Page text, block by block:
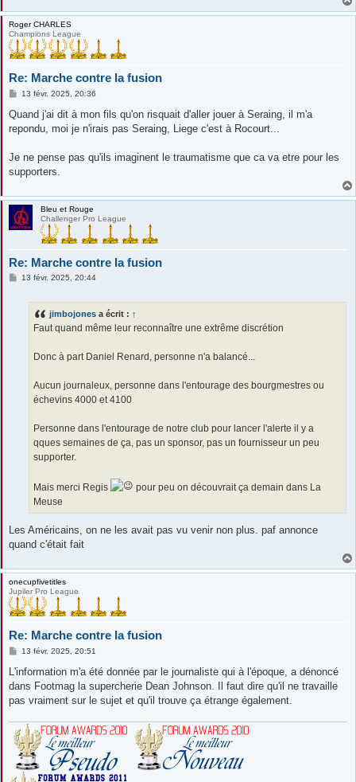
Roger CHARLES
Champions League
Re: Marche contre la fusion
M
s
a
13 févr. 2025, 20:36
Quand j'ai dit à mon fils qu'on risquait d'aller jouer à Seraing, il m'a
repondu, moi je n'irais pas Seraing, Liege c'est à Rocourt...
Je ne pense pas qu'ils imaginent le traumatisme que ca va etre pour les
supporters.
Bleu et Rouge
Challenger Pro League
Re: Marche contre la fusion
M
13 févr. 2025, 20:44
jimbojones a écrit : ↑
Faut quand même leur reconnaître une extrême discrétion
Donc à part Daniel Renard, personne n'a balancé...
Aucun journaleux, personne dans l'entourage des bourgmestres ou
échevins 4000 et 4100
Personne dans l'entourage de notre club pour lancer l'alerte il y a
qques semaines de ça, pas un sponsor, pas un fournisseur un peu
supporter.
Mais merci Regis
pour peu on découvrait ça demain dans La
Meuse
Les Américains, on ne les avait pas vu venir non plus. paf annonce
quand c'était fait
onecupfivetitles
Jupiler Pro League
Re: Marche contre la fusion
M
s
a
g
13 févr. 2025, 20:51
L'information m'a été donnée par le journaliste qui à l'époque, a dénoncé
dans Footmag la supercherie Dean Johnson. Il faut dire qu'il ne travaille
pas vraiment sur le sujet et qu'il trouve ça étrange également.